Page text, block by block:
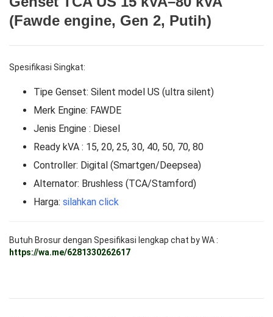
(Fawde engine, Gen 2, Putih)
Spesifikasi Singkat:
Tipe Genset: Silent model US (ultra silent)
Merk Engine: FAWDE
Jenis Engine : Diesel
Ready kVA : 15, 20, 25, 30, 40, 50, 70, 80
Controller: Digital (Smartgen/Deepsea)
Alternator: Brushless (TCA/Stamford)
Harga: silahkan click
Butuh Brosur dengan Spesifikasi lengkap chat by WA :
https://wa.me/6281330262617